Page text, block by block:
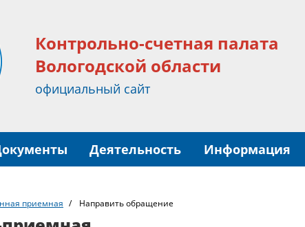
Контрольно-счетная палата
Вологодской области
официальный сайт
Деятельность Информация
приемная Направить обращение